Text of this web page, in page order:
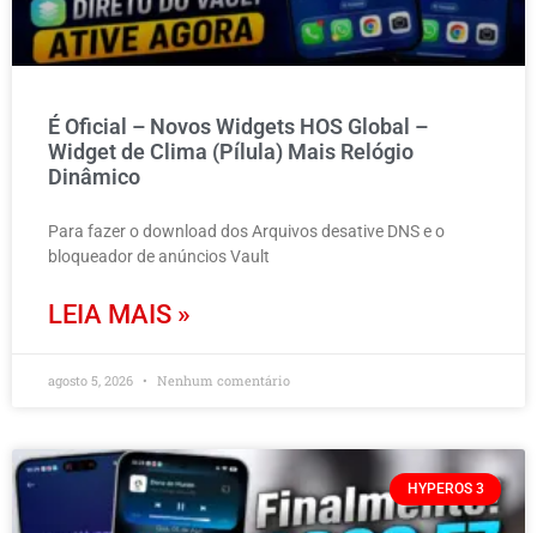
É Oficial – Novos Widgets HOS Global –
Widget de Clima (Pílula) Mais Relógio
Dinâmico
Para fazer o download dos Arquivos desative DNS e o
bloqueador de anúncios Vault
LEIA MAIS »
agosto 5, 2026 Nenhum comentário
HYPEROS 3